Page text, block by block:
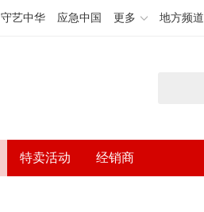
守艺中华 应急中国 更多 地方频道
特卖活动 经销商